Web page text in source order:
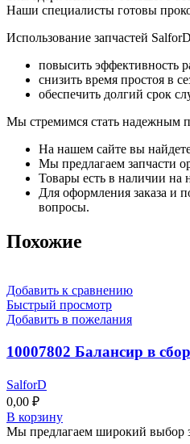
Наши специалисты готовы
Использование запчастей
повысить эффективность
снизить время простоя в
обеспечить долгий срок
Мы стремимся стать надежным
На нашем сайте вы
Мы предлагаем запчасти
Товары есть в наличии на
Для оформления заказа и
вопросы.
Похожие
Добавить к сравнению
Быстрый просмотр
Добавить в пожелания
10007802 Балансир в
SalforD
0,00 ₽
В корзину
Мы предлагаем широкий выбор